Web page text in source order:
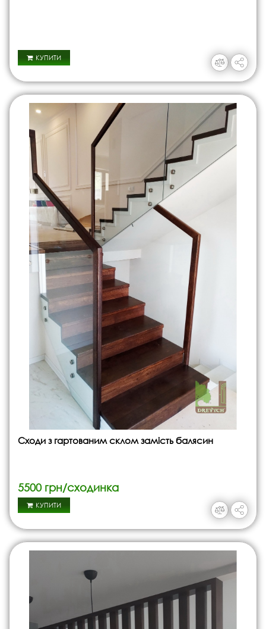
КУПИТИ
Сходи з гартованим склом замість балясин
5500 грн/сходинка
КУПИТИ